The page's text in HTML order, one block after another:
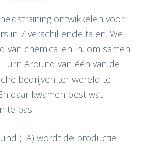
ontwikkelen voor
in 7 verschillende talen. We
van chemicaliën in, om samen
Turn Around van één van de
bedrijven ter wereld te
daar kwamen best wat
te pas.
(TA) wordt de productie